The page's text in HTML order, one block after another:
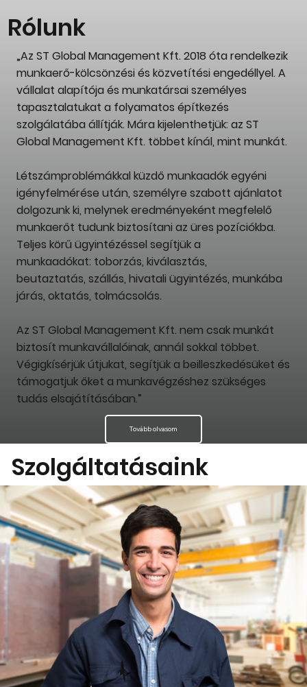
Rólunk
„Az ST Global Management Kft. 2018 óta rendelkezik
munkaerő-kölcsönzési és közvetítési engedéllyel. A
vállalat alapítója és munkatársai személyes
tapasztalatukat a folyamatos építkezés
szolgálatába állítják. Mára kijelenthetjük: az ST
Global Management Kft. többet kínál, mint munkát.
Létszámproblémákkal küzdő munkaadók egyéni
igényfelmérése után, személyre szabott ajánlatot
dolgozunk ki, melynek eredményeként megfelelő
munkaerőt tudunk biztosítani az üres pozíciókba.
Teljes körű ügyintézéssel segítjük a
munkaadókat: toborzás, kiválasztás,
beutaztatás, szállás, hivatali ügyintézés, munkába
járás, oktatás, tolmácsolás.
Az ST Global Management Kft. nem csak munkát
biztosít munkavállalóinak, annál sokkal többet.
Végigkísérjük útjukat, segítjük a beilleszkedésüket és
támogatjuk őket a munkavégzéshez szükséges
tudás elsajátításában.”
Tovább olvasom
Szolgáltatásaink